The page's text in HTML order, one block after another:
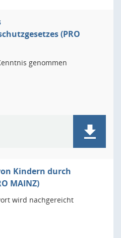
(PRO
genommen
Kindern durch
MAINZ)
wird nachgereicht